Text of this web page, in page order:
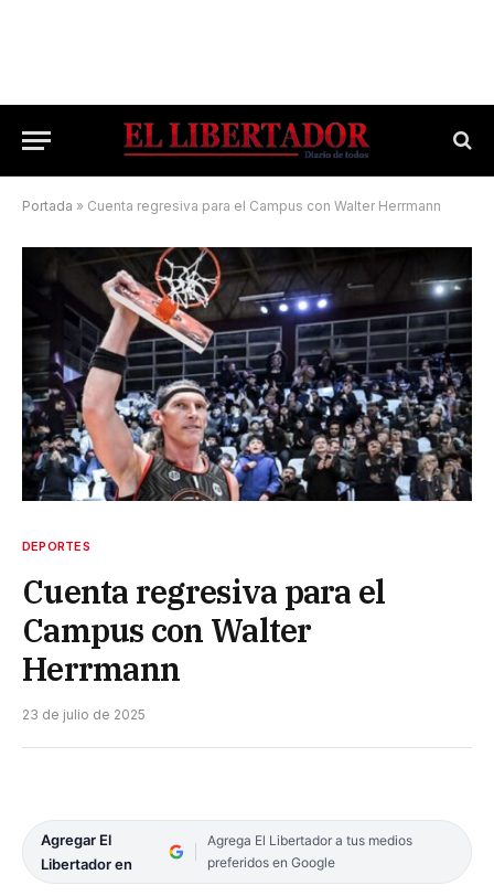
Portada » Cuenta regresiva para el Campus con Walter Herrmann
DEPORTES
Cuenta regresiva para el
Campus con Walter
Herrmann
23 de julio de 2025
Agregar El
Libertador en
Agrega El Libertador a tus medios
preferidos en Google